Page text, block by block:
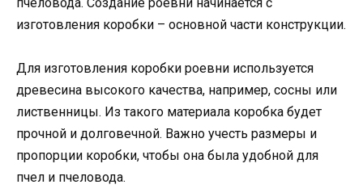
изготовления коробки – основной части конструкции.
Для изготовления коробки роевни используется
древесина высокого качества, например, сосны или
лиственницы. Из такого материала коробка будет
прочной и долговечной. Важно учесть размеры и
пропорции коробки, чтобы она была удобной для
пчел и пчеловода.